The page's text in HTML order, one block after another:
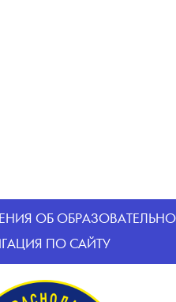
ОБ
ПО САЙТУ